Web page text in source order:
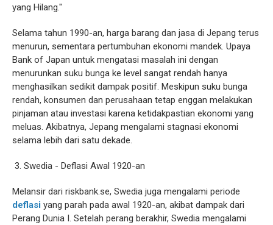
yang Hilang."
Selama tahun 1990-an, harga barang dan jasa di Jepang terus
menurun, sementara pertumbuhan ekonomi mandek. Upaya
Bank of Japan untuk mengatasi masalah ini dengan
menurunkan suku bunga ke level sangat rendah hanya
menghasilkan sedikit dampak positif. Meskipun suku bunga
rendah, konsumen dan perusahaan tetap enggan melakukan
pinjaman atau investasi karena ketidakpastian ekonomi yang
meluas. Akibatnya, Jepang mengalami stagnasi ekonomi
selama lebih dari satu dekade.
3. Swedia - Deflasi Awal 1920-an
Melansir dari riskbank.se, Swedia juga mengalami periode
deflasi yang parah pada awal 1920-an, akibat dampak dari
Perang Dunia I. Setelah perang berakhir, Swedia mengalami